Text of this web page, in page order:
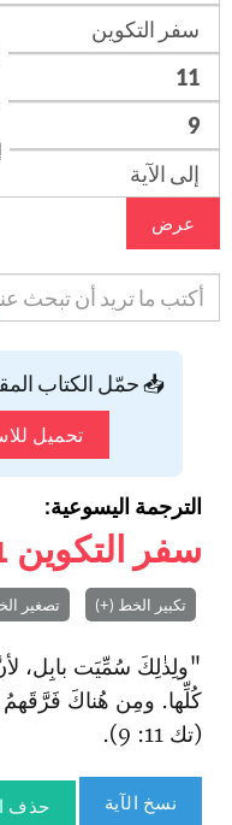
عرض
📥 حمّل الكتاب
تحميل
الترجمة اليسوعية:
سفر التكوين
تكبير الخط (+) تصغير
"ولِذٰلِكَ سُمِّيَت بابِل،
كُلِّها. ومِن هُناكَ
(تك 11: 9).
نسخ الآية حذف